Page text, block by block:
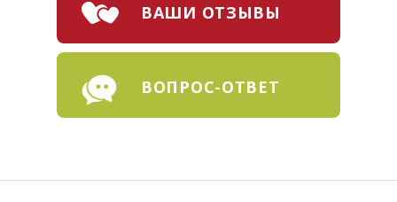
ВАШИ ОТЗЫВЫ
ВОПРОС-ОТВЕТ